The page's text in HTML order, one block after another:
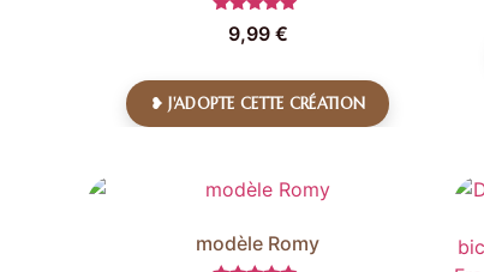
Note
5.00
9,99 €
❥ J'ADOPTE CETTE CRÉATION
modèle Romy